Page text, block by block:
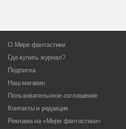
О Мире фантастики
Где купить журнал?
Подписка
Наш магазин
Пользовательское соглашение
Контакты и редакция
Реклама на «Мире фантастики»